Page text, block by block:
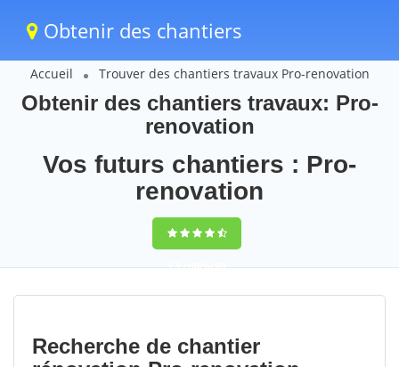
Obtenir des chantiers
Accueil Trouver des chantiers travaux Pro-renovation
Obtenir des chantiers travaux: Pro-
renovation
Vos futurs chantiers : Pro-
renovation
9,5(100%)89
votes
Recherche de chantier